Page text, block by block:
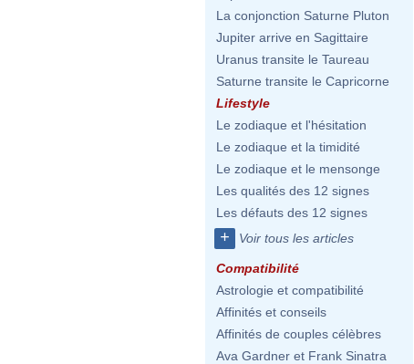
La conjonction Saturne Pluton
Jupiter arrive en Sagittaire
Uranus transite le Taureau
Saturne transite le Capricorne
Lifestyle
Le zodiaque et l'hésitation
Le zodiaque et la timidité
Le zodiaque et le mensonge
Les qualités des 12 signes
Les défauts des 12 signes
+ Voir tous les articles
Compatibilité
Astrologie et compatibilité
Affinités et conseils
Affinités de couples célèbres
Ava Gardner et Frank Sinatra